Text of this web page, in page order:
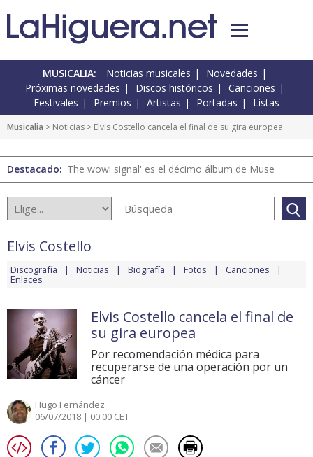
MUSICALIA: Noticias musicales
Novedades
Próximas novedades
Discos históricos
Canciones
Festivales
Premios Artistas Portadas Listas
Musicalia > Noticias > Elvis Costello cancela el final de su gira europea
Destacado: 'The wow! signal' es el décimo álbum de Muse
Elvis Costello
Discografía Noticias Biografía Fotos Canciones
Enlaces
Elvis Costello cancela el final de
su gira europea
Por recomendación médica para
recuperarse de una operación por un
cáncer
Hugo Fernández
06/07/2018 | 00:00 CET